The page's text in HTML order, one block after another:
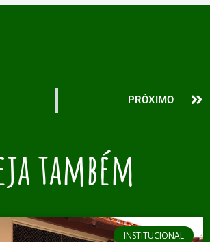
PRÓXIMO
também
INSTITUCIONAL